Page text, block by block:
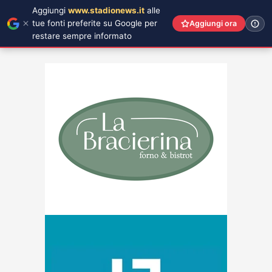
Aggiungi www.stadionews.it alle
tue fonti preferite su Google per
restare sempre informato
Aggiungi ora